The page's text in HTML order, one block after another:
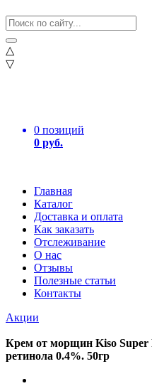
△
▽
0 позиций
0 руб.
Главная
Каталог
Доставка и оплата
Как заказать
Отслеживание
О нас
Отзывы
Полезные статьи
Контакты
Акции
Крем от морщин Kiso Super
ретинола 0.4%. 50гр